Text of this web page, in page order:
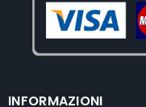
INFORMAZIONI